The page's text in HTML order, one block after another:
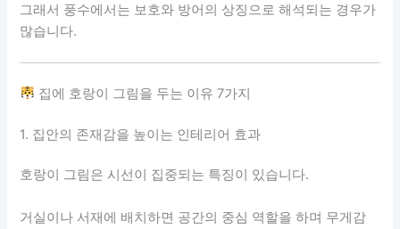
그래서 풍수에서는 보호와 방어의 상징으로 해석되는 경우가
많습니다.
집에 호랑이 그림을 두는 이유 7가지
1. 집안의 존재감을 높이는 인테리어 효과
호랑이 그림은 시선이 집중되는 특징이 있습니다.
거실이나 서재에 배치하면 공간의 중심 역할을 하며 무게감